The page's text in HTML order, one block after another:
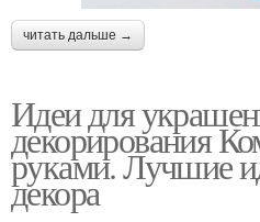
читать дальше →
Идеи для
декорирования
руками. Лучшие
декора